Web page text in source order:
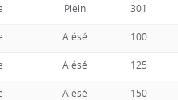
Plein 301
Alésé 100
Alésé 125
Alésé 150